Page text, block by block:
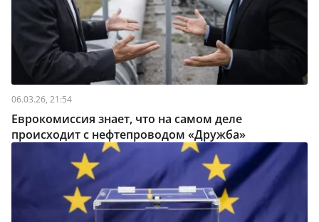
06.03.26, 21:54
Еврокомиссия знает, что на самом деле
происходит с нефтепроводом «Дружба»